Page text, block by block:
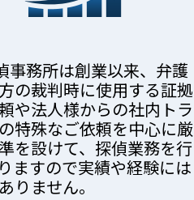
事務所は創業以来、弁護
の裁判時に使用する証拠
や法人様からの社内トラ
特殊なご依頼を中心に厳
を設けて、探偵業務を行
ますので実績や経験には
りません。